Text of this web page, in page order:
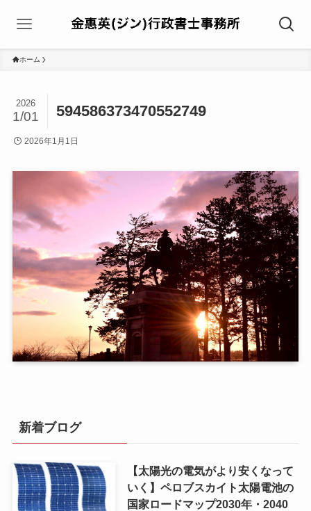
ホーム
594586373470552749
2026
1/01
2026年1月1日
新着ブログ
【太陽光の電気がより安くなって
いく】ペロブスカイト太陽電池の
国家ロードマップ2030年・2040